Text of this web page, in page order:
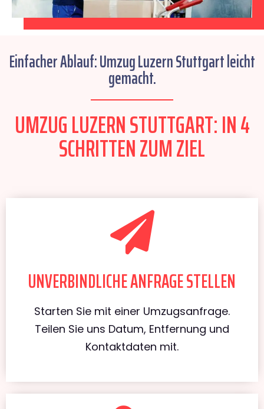
Einfacher Ablauf: Umzug Luzern Stuttgart leicht
gemacht.
UMZUG LUZERN STUTTGART: IN 4
SCHRITTEN ZUM ZIEL
UNVERBINDLICHE ANFRAGE STELLEN
Starten Sie mit einer Umzugsanfrage.
Teilen Sie uns Datum, Entfernung und
Kontaktdaten mit.